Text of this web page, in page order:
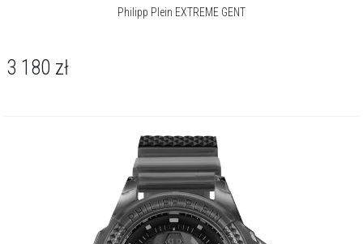
Philipp Plein EXTREME GENT
3 180 zł